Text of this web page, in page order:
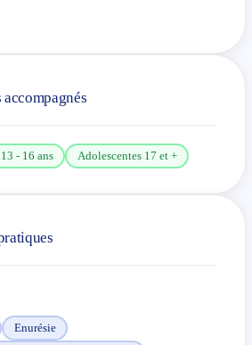
votre autonomie en premier lieu.
accompagnés
13 - 16 ans Adolescentes 17 et +
Enurésie